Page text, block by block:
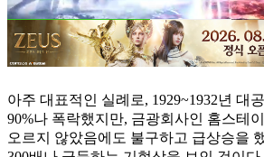
아주 대표적인 실례로, 1929~1932년 대
90%나 폭락했지만, 금광회사인 홈스테
오르지 않았음에도 불구하고 급상승을